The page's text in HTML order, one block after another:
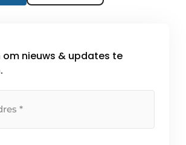
om nieuws & updates te